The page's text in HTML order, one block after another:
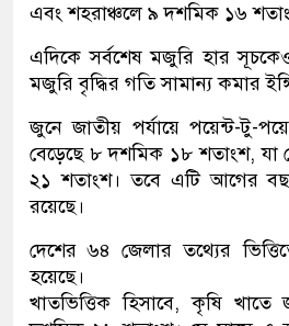
এবং শহরাঞ্চলে ৯ দশমিক ১৬
এদিকে সর্বশেষ মজুরি হার
মজুরি বৃদ্ধির গতি সামান্য কমার
জুনে জাতীয় পর্যায়ে পয়েন্ট-টু-
বেড়েছে ৮ দশমিক ১৮ শতাংশ, যা
২১ শতাংশ। তবে এটি আগের
রয়েছে।
দেশের ৬৪ জেলার তথ্যের
হয়েছে।
খাতভিত্তিক হিসাবে, কৃষি